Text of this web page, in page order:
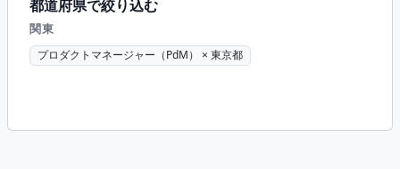
都道府県で絞り込む
関東
プロダクトマネージャー（PdM） × 東京都